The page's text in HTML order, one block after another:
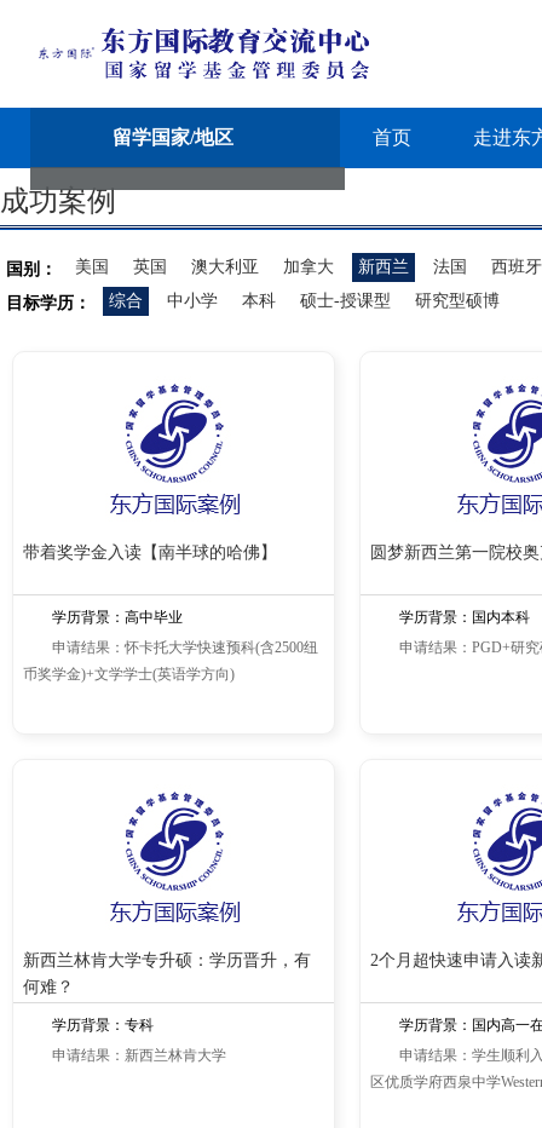
留学国家/地区 首页 走进东
成功案例
国别： 美国 英国 澳大利亚 加拿大 新西兰 法国
西班牙
目标学历：
综合 中小学 本科 硕士-授课型 研究型硕博
带着奖学金入读【南半球的哈佛】
学历背景：高中毕业
申请结果：怀卡托大学快速预科(含2500纽
币奖学金)+文学学士(英语学方向)
圆梦新西兰第一院校
学历背景：国内本科
申请结果：PGD+研
新西兰林肯大学专升硕：学历晋升，有
何难？
学历背景：专科
申请结果：新西兰林肯大学
2个月超快速申请入读
学历背景：国内高一
申请结果：学生顺利
区优质学府西泉中学